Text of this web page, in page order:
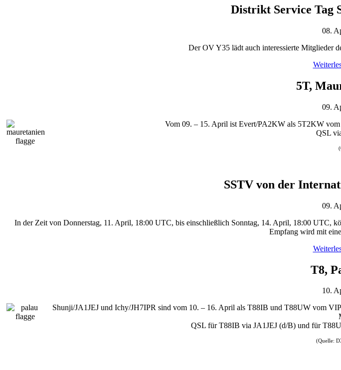
Distrikt Service Tag
08.
Der OV Y35 lädt auch interessierte Mitglieder
5T,
09.
Vom 09. – 15. April ist Evert/PA2KW als 5T2KW
QSL
SSTV von der
09.
In der Zeit von Donnerstag, 11. April, 18:00 UTC, bis einschließlich Sonntag, 14. April, 18:00 UTC,
Empfang wird mit
T8,
10.
Shunji/JA1JEJ und Ichy/JH7IPR sind vom 10. – 16. April als T88IB und T88UW vom
QSL für T88IB via JA1JEJ (d/B) und für
(Quelle: